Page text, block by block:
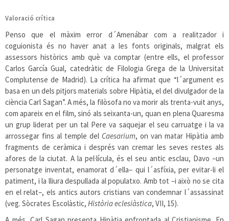
Valoració crítica
Penso que el màxim error d´Amenábar com a realitzador i
coguionista és no haver anat a les fonts originals, malgrat els
assessors històrics amb què va comptar (entre ells, el professor
Carlos García Gual, catedràtic de Filologia Grega de la Universitat
Complutense de Madrid). La crítica ha afirmat que “l´argument es
basa en un dels pitjors materials sobre Hipàtia, el del divulgador de la
ciència Carl Sagan”. A més, la filòsofa no va morir als trenta-vuit anys,
com apareix en el film, sinó als seixanta-un, quan en plena Quaresma
un grup liderat per un tal Pere va saquejar el seu carruatge i la va
arrossegar fins al temple del Caesarium, on van matar Hipàtia amb
fragments de ceràmica i després van cremar les seves restes als
afores de la ciutat. A la pel·lícula, és el seu antic esclau, Davo –un
personatge inventat, enamorat d´ella– qui l´asfíxia, per evitar-li el
patiment, i la lliura despullada al populatxo. Amb tot –i això no se cita
en el relat–, els antics autors cristians van condemnar l´assassinat
(veg. Sòcrates Escolàstic, Història eclesiàstica, VII, 15).